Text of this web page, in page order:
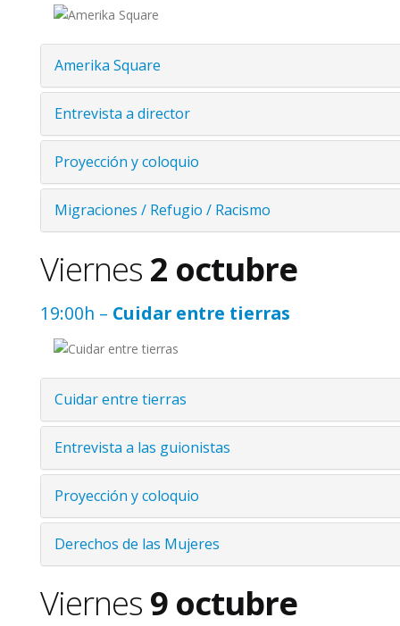
Amerika Square
Entrevista a director
Proyección y coloquio
Migraciones / Refugio / Racismo
Viernes 2 octubre
19:00h – Cuidar entre tierras
Cuidar entre tierras
Entrevista a las guionistas
Proyección y coloquio
Derechos de las Mujeres
Viernes 9 octubre